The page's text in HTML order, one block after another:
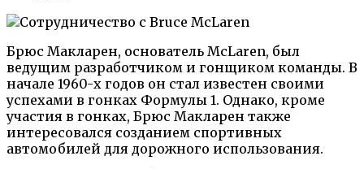
Брюс Макларен, основатель McLaren, был
ведущим разработчиком и гонщиком команды. В
начале 1960-х годов он стал известен своими
успехами в гонках Формулы 1. Однако, кроме
участия в гонках, Брюс Макларен также
интересовался созданием спортивных
автомобилей для дорожного использования.